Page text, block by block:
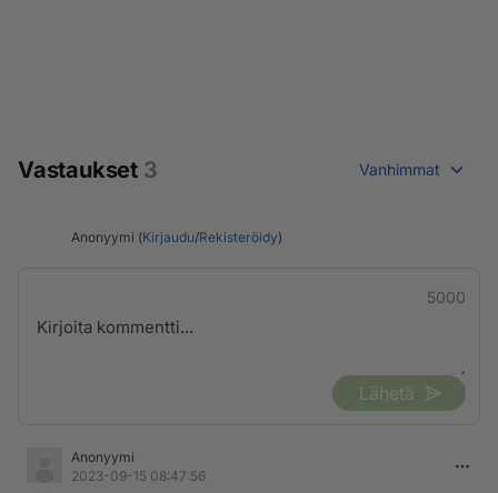
Vastaukset 3 Vanhimmat
Anonyymi (Kirjaudu/Rekisteröidy)
5000
Lähetä
Anonyymi
2023-09-15 08:47:56